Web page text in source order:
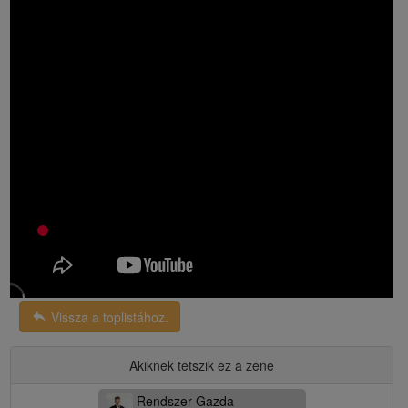
reply Vissza a toplistához.
Akiknek tetszik ez a zene
Rendszer Gazda